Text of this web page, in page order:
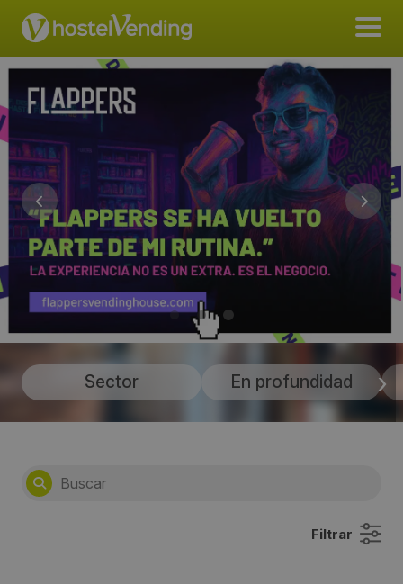
Sector En profundidad
Filtrar